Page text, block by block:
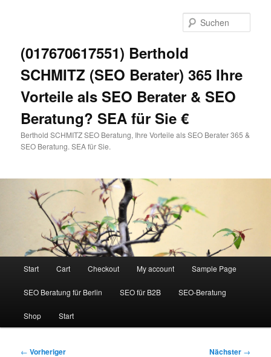
(017670617551) Berthold
SCHMITZ (SEO Berater) 365 Ihre
Vorteile als SEO Berater & SEO
Beratung? SEA für Sie €
Berthold SCHMITZ SEO Beratung, Ihre Vorteile als SEO Berater 365 &
SEO Beratung. SEA für Sie.
Start Cart Checkout My account Sample Page
SEO Beratung für Berlin SEO für B2B SEO-Beratung
Shop Start
Beitragsnavigation
← Vorheriger Nächster →